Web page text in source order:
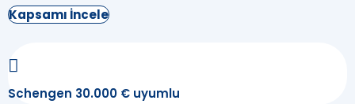
Kapsamı İncele
Schengen 30.000 € uyumlu